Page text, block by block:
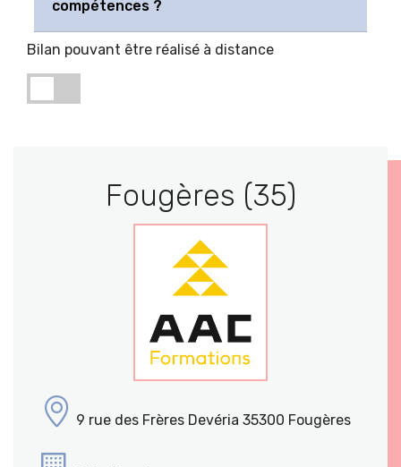
compétences ?
Bilan pouvant être réalisé à distance
Fougères (35)
9 rue des Frères Devéria 35300 Fougères